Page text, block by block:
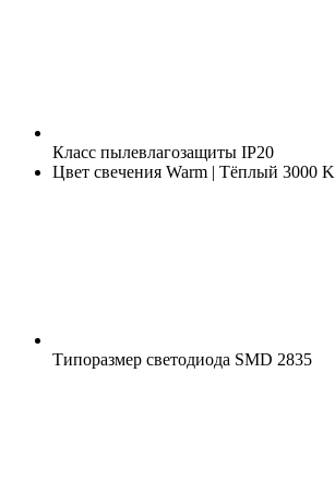
Класс пылевлагозащиты IP20
Цвет свечения Warm | Тёплый 3000 K
Типоразмер светодиода SMD 2835